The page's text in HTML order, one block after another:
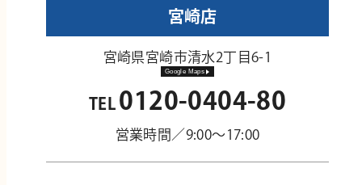
宮崎店
宮崎県宮崎市清水2丁目6-1
Google Maps
TEL 0120-0404-80
営業時間／9:00～17:00